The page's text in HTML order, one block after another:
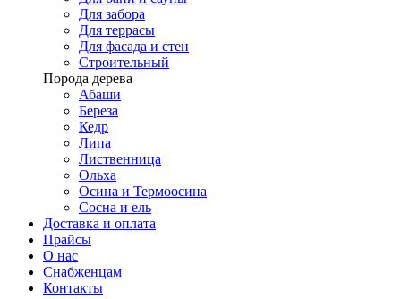
Для забора
Для террасы
Для фасада и стен
Строительный
Порода дерева
Абаши
Береза
Кедр
Липа
Лиственница
Ольха
Осина и Термоосина
Сосна и ель
Доставка и оплата
Прайсы
О нас
Снабженцам
Контакты